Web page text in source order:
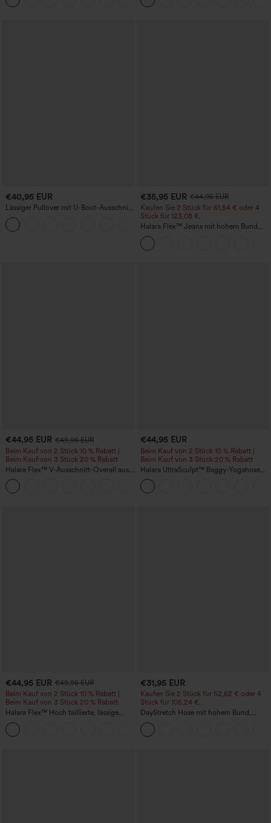
mit Taschen - UPF40+
€40,95 EUR
Lässiger Pullover mit U-Boot-Ausschnitt
und Fledermausärmeln.
+1
€35,95 EUR €44,95 EUR
Kaufen Sie 2 Stück für 61,54 € oder 4
Stück für 123,08 €.
Halara Flex™ Jeans mit hohem Bund
und Taschen, gewaschener, lässiger
Bootcut
€44,95 EUR €49,95 EUR
Beim Kauf von 2 Stück 10 % Rabatt |
Beim Kauf von 3 Stück 20 % Rabatt
Halara Flex™ V-Ausschnitt-Overall aus
gewaschenem Denim mit Taschen –
lässig
€44,95 EUR
Beim Kauf von 2 Stück 10 % Rabatt |
Beim Kauf von 3 Stück 20 % Rabatt
Halara UltraSculpt™ Baggy-Yogahose
mit hohem Bund, Bauchkontrolle,
Color-Block-Streifen und Taschen
€44,95 EUR €49,95 EUR
Beim Kauf von 2 Stück 10 % Rabatt |
Beim Kauf von 3 Stück 20 % Rabatt
Halara Flex™ Hoch taillierte, lässige
Jeans mit Taschen, umgekrempeltem
Saum, weitem Bein und verwaschenem
Finish
€31,95 EUR
Kaufen Sie 2 Stück für 52,62 € oder 4
Stück für 105,24 €.
DayStretch Hose mit hohem Bund,
Barrel-Leg und Taschen